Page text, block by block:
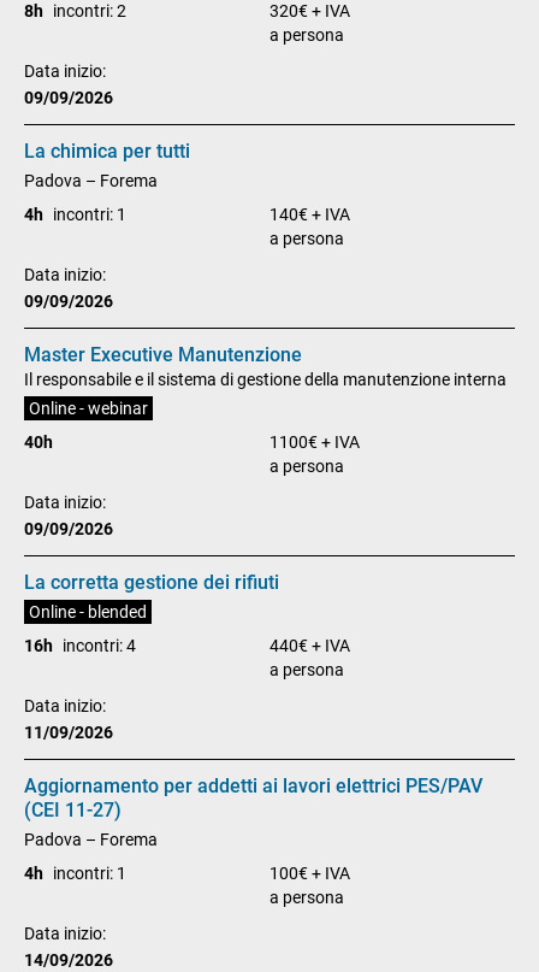
8h incontri: 2
320€ + IVA
a persona
Data inizio:
09/09/2026
La chimica per tutti
Padova – Forema
4h incontri: 1
140€ + IVA
a persona
Data inizio:
09/09/2026
Master Executive Manutenzione
Il responsabile e il sistema di gestione della manutenzione interna
Online - webinar
40h
1100€ + IVA
a persona
Data inizio:
09/09/2026
La corretta gestione dei rifiuti
Online - blended
16h incontri: 4
440€ + IVA
a persona
Data inizio:
11/09/2026
Aggiornamento per addetti ai lavori elettrici PES/PAV
(CEI 11-27)
Padova – Forema
4h incontri: 1
100€ + IVA
a persona
Data inizio:
14/09/2026